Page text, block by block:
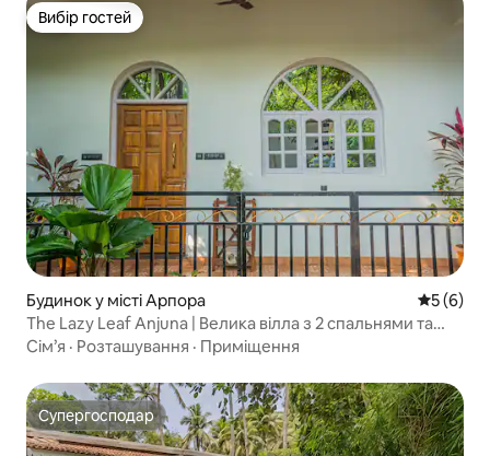
Вибір гостей
Вибір гостей
Будинок у місті Арпора Середня
5 (6)
The Lazy Leaf Anjuna | Велика вілла з 2 спальнями та
вітальнею.
Сім’я · Розташування · Приміщення
Супергосподар
Супергосподар